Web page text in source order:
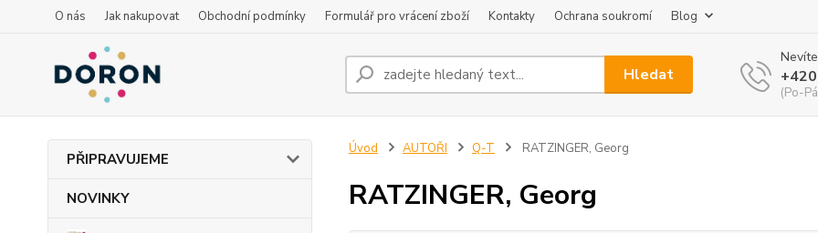
O nás Jak nakupovat Obchodní podmínky Formulář pro vrácení zboží Kontakty Ochrana soukromí Blog
Hledat
(Po-
PŘIPRAVUJEME
NOVINKY
Úvod AUTOŘI Q-T RATZINGER, Georg
RATZINGER, Georg